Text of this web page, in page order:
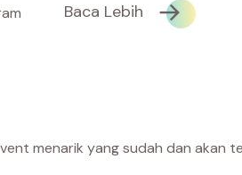
Baca Lebih